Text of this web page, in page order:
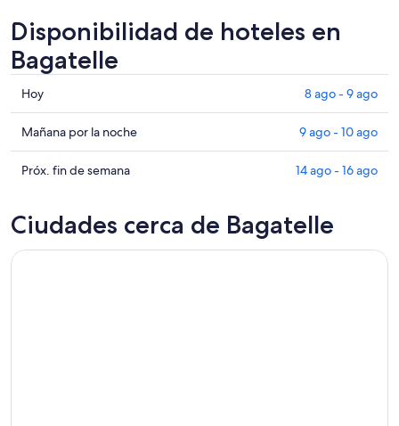
Disponibilidad de hoteles en
Bagatelle
Consultar
precios
en
Bagatelle
para
ago
Hoy 8 ago - 9 ago
Consultar
precios
en
mañana
Mañana por la noche 9 ago - 10 ago
Consultar
Bagatelle
para
Próx. fin de semana 14 ago - 16 ago
Ciudades cerca de Bagatelle